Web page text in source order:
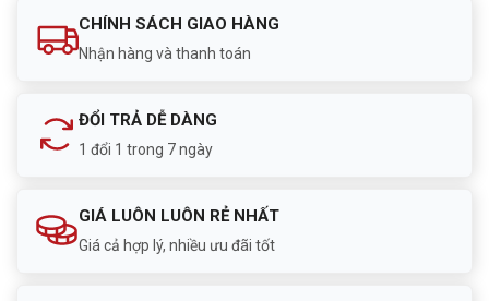
CHÍNH SÁCH GIAO HÀNG
Nhận hàng và thanh toán
ĐỔI TRẢ DỄ DÀNG
1 đổi 1 trong 7 ngày
GIÁ LUÔN LUÔN RẺ NHẤT
Giá cả hợp lý, nhiều ưu đãi tốt